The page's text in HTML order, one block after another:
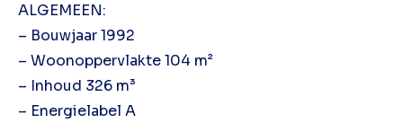
ALGEMEEN:
– Bouwjaar 1992
– Woonoppervlakte 104 m²
– Inhoud 326 m³
– Energielabel A